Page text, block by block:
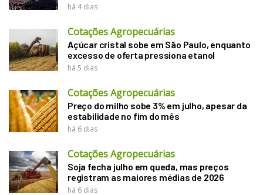
há 4 dias
Cotações Agropecuárias
Açúcar cristal sobe em São Paulo, enquanto
excesso de oferta pressiona etanol
há 5 dias
Cotações Agropecuárias
Preço do milho sobe 3% em julho, apesar da
estabilidade no fim do mês
há 6 dias
Cotações Agropecuárias
Soja fecha julho em queda, mas preços
registram as maiores médias de 2026
há 6 dias